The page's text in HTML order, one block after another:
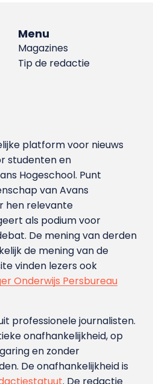
Menu
Magazines
Tip de redactie
platform voor nieuws
studenten en
Hoge­school. Punt
van Avans
hen relevante
als podium voor
De mening van derden
de mening van de
vinden lezers ook
Onderwijs Persbureau
professionele journalisten.
onafhankelijkheid, op
en zonder
De onafhankelijkheid is